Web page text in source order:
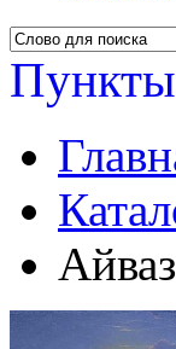
Пункты